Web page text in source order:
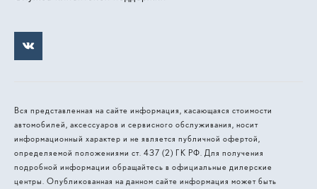
Вся представленная на сайте информация, касающаяся стоимости
автомобилей, аксессуаров и сервисного обслуживания, носит
информационный характер и не является публичной офертой,
определяемой положениями ст. 437 (2) ГК РФ. Для получения
подробной информации обращайтесь в официальные дилерские
центры. Опубликованная на данном сайте информация может быть